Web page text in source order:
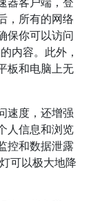
，所有的网络
保你可以访问
内容。此外，
板和电脑上无
速度，还增强
人信息和浏览
控和数据泄露
可以极大地降